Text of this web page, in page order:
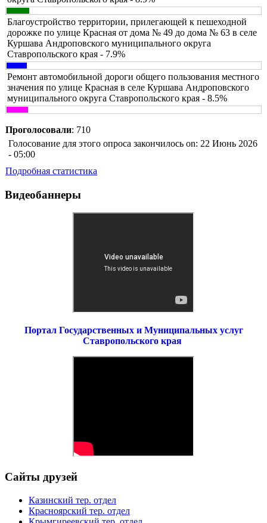
Благоустройство территории, прилегающей к пешеходной
дорожке по улице Красная от дома № 49 до дома № 63 в селе
Куршава Андроповского муниципального округа
Ставропольского края - 7.9%
Ремонт автомобильной дороги общего пользования местного
значения по улице Красная в селе Куршава Андроповского
муниципального округа Ставропольского края - 8.5%
Проголосовали: 710
Голосование для этого опроса закончилось on: 22 Июнь 2026
- 05:00
Подробная статистика
Видеобаннеры
Портал Государственных и Муниципальных услуг
Ставропольского края
Сайты друзей
Казинский тер. отдел
Красноярский тер. отдел